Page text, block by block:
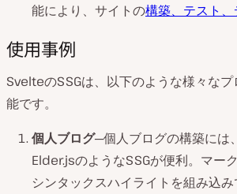
能により、サイトの構築、テスト、
使用事例
SvelteのSSGは、以下のような様々な
能です。
個人ブログ─個人ブログの構築には
Elder.jsのようなSSGが便利。マー
シンタックスハイライトを組み込